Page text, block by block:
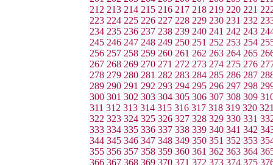
212 213 214 215 216 217 218 219 220 221
223 224 225 226 227 228 229 230 231 232
234 235 236 237 238 239 240 241 242 243
245 246 247 248 249 250 251 252 253 254
256 257 258 259 260 261 262 263 264 265
267 268 269 270 271 272 273 274 275 276
278 279 280 281 282 283 284 285 286 287
289 290 291 292 293 294 295 296 297 298
300 301 302 303 304 305 306 307 308 309
311 312 313 314 315 316 317 318 319 320
322 323 324 325 326 327 328 329 330 331
333 334 335 336 337 338 339 340 341 342
344 345 346 347 348 349 350 351 352 353
355 356 357 358 359 360 361 362 363 364
366 367 368 369 370 371 372 373 374 375